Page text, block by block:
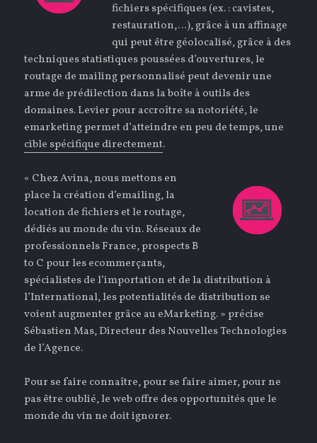
fichiers spécifiques (ex. : cavistes,
restauration,…), grâce à un affinage
qui peut être géolocalisé, grâce à des
techniques statistiques poussées d’ouvertures, le
routage de mailing personnalisé peut devenir une
arme de prédilection dans la boîte à outils des
domaines. Levier pour accroître sa notoriété, le
emarketing permet d’atteindre en peu de temps, une
cible spécifique directement.
« Chez Avina, nous mettons en
place la création d’emailing, la
location de fichiers et le routage,
dédiés au monde du vin. Réseaux de
professionnels France, prospects B
to C pour les ecommerçants,
spécialistes de l’importation et de la distribution à
l’International, les potentialités de distribution se
voient augmenter grâce au eMarketing. » précise
Sébastien Mas, Directeur des Nouvelles Technologies
de l’Agence.
Pour se faire connaître, pour se faire aimer, pour ne
pas être oublié, le web offre des opportunités que le
monde du vin ne doit ignorer.